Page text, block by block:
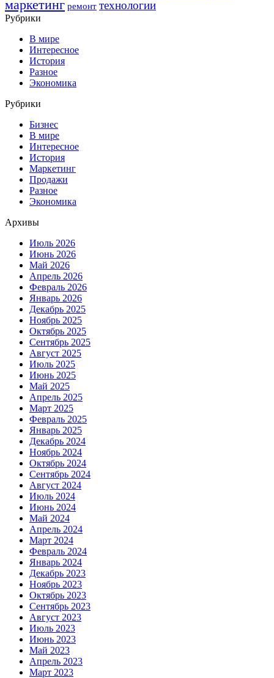
маркетинг ремонт технологии
Рубрики
В мире
Интересное
История
Разное
Экономика
Рубрики
Бизнес
В мире
Интересное
История
Маркетинг
Продажи
Разное
Экономика
Архивы
Июль 2026
Июнь 2026
Май 2026
Апрель 2026
Февраль 2026
Январь 2026
Декабрь 2025
Ноябрь 2025
Октябрь 2025
Сентябрь 2025
Август 2025
Июль 2025
Июнь 2025
Май 2025
Апрель 2025
Март 2025
Февраль 2025
Январь 2025
Декабрь 2024
Ноябрь 2024
Октябрь 2024
Сентябрь 2024
Август 2024
Июль 2024
Июнь 2024
Май 2024
Апрель 2024
Март 2024
Февраль 2024
Январь 2024
Декабрь 2023
Ноябрь 2023
Октябрь 2023
Сентябрь 2023
Август 2023
Июль 2023
Июнь 2023
Май 2023
Апрель 2023
Март 2023